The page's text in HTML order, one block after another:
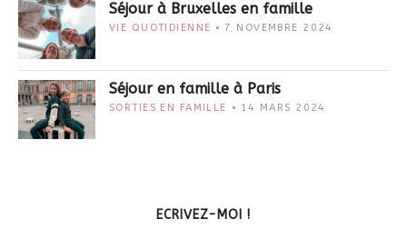
Séjour à Bruxelles en famille
VIE QUOTIDIENNE 7 NOVEMBRE 2024
Séjour en famille à Paris
SORTIES EN FAMILLE 14 MARS 2024
ECRIVEZ-MOI !